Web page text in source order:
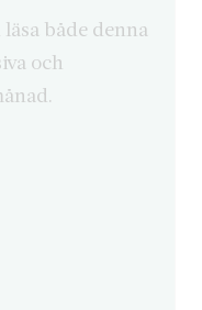
både denna
och